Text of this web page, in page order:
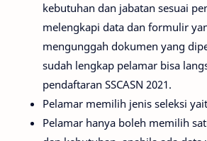
kebutuhan dan jabatan sesuai
melengkapi data dan formulir
mengunggah dokumen yang
sudah lengkap pelamar bisa
pendaftaran SSCASN 2021.
Pelamar memilih jenis seleksi
Pelamar hanya boleh memilih